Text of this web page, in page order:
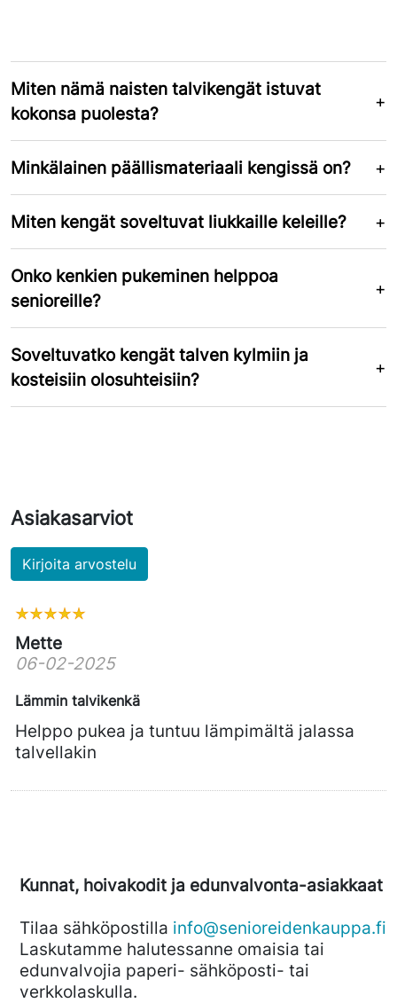
Miten nämä naisten talvikengät istuvat
kokonsa puolesta?
Minkälainen päällismateriaali kengissä on?
Miten kengät soveltuvat liukkaille keleille?
Onko kenkien pukeminen helppoa
senioreille?
Soveltuvatko kengät talven kylmiin ja
kosteisiin olosuhteisiin?
Asiakasarviot
Kirjoita arvostelu
Mette
06-02-2025
Lämmin talvikenkä
Helppo pukea ja tuntuu lämpimältä jalassa
talvellakin
Kunnat, hoivakodit ja edunvalvonta-asiakkaat
Tilaa sähköpostilla info@senioreidenkauppa.fi
Laskutamme halutessanne omaisia tai
edunvalvojia paperi- sähköposti- tai
verkkolaskulla.